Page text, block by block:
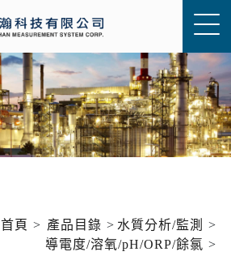
首頁 產品目錄
水質分析/監測
導電度/溶氧/pH/ORP/餘氯